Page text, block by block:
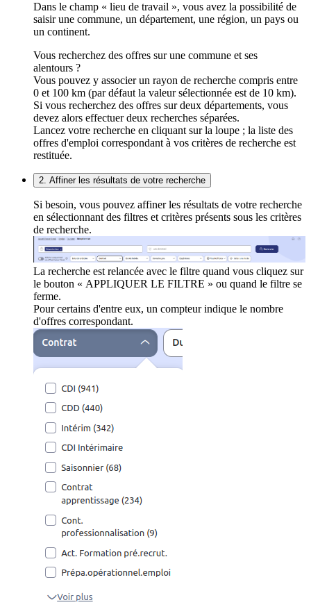
Dans le champ « lieu de travail », vous avez la possibilité de
saisir une commune, un département, une région, un pays ou
un continent.
Vous recherchez des offres sur une commune et ses
alentours ?
Vous pouvez y associer un rayon de recherche compris entre
0 et 100 km (par défaut la valeur sélectionnée est de 10 km).
Si vous recherchez des offres sur deux départements, vous
devez alors effectuer deux recherches séparées.
Lancez votre recherche en cliquant sur la loupe ; la liste des
offres d'emploi correspondant à vos critères de recherche est
restituée.
2. Affiner les résultats de votre recherche
Si besoin, vous pouvez affiner les résultats de votre recherche
en sélectionnant des filtres et critères présents sous les critères
de recherche.
La recherche est relancée avec le filtre quand vous cliquez sur
le bouton « APPLIQUER LE FILTRE » ou quand le filtre se
ferme.
Pour certains d'entre eux, un compteur indique le nombre
d'offres correspondant.